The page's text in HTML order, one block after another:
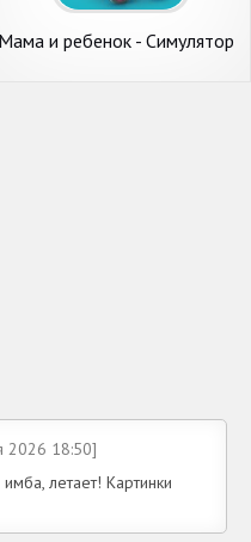
Мама и ребенок - Симулятор
2026 18:50]
летает! Картинки